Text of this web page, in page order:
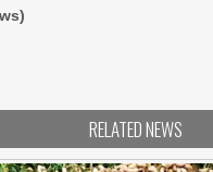
RELATED NEWS